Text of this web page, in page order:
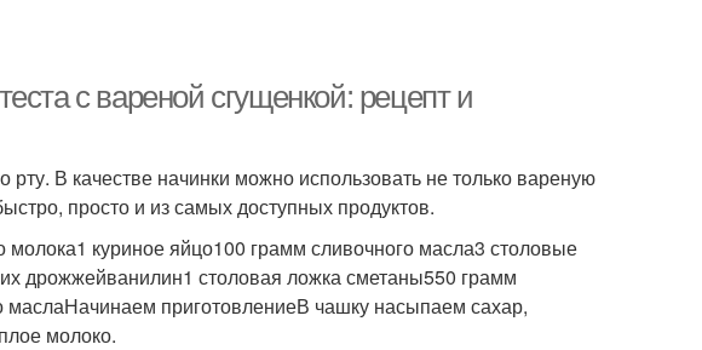
с вареной сгущенкой: рецепт и
В качестве начинки можно использовать не только вареную
просто и из самых доступных продуктов.
куриное яйцо100 грамм сливочного масла3 столовые
дрожжейванилин1 столовая ложка сметаны550 грамм
маслаНачинаем приготовлениеВ чашку насыпаем сахар,
молоко.